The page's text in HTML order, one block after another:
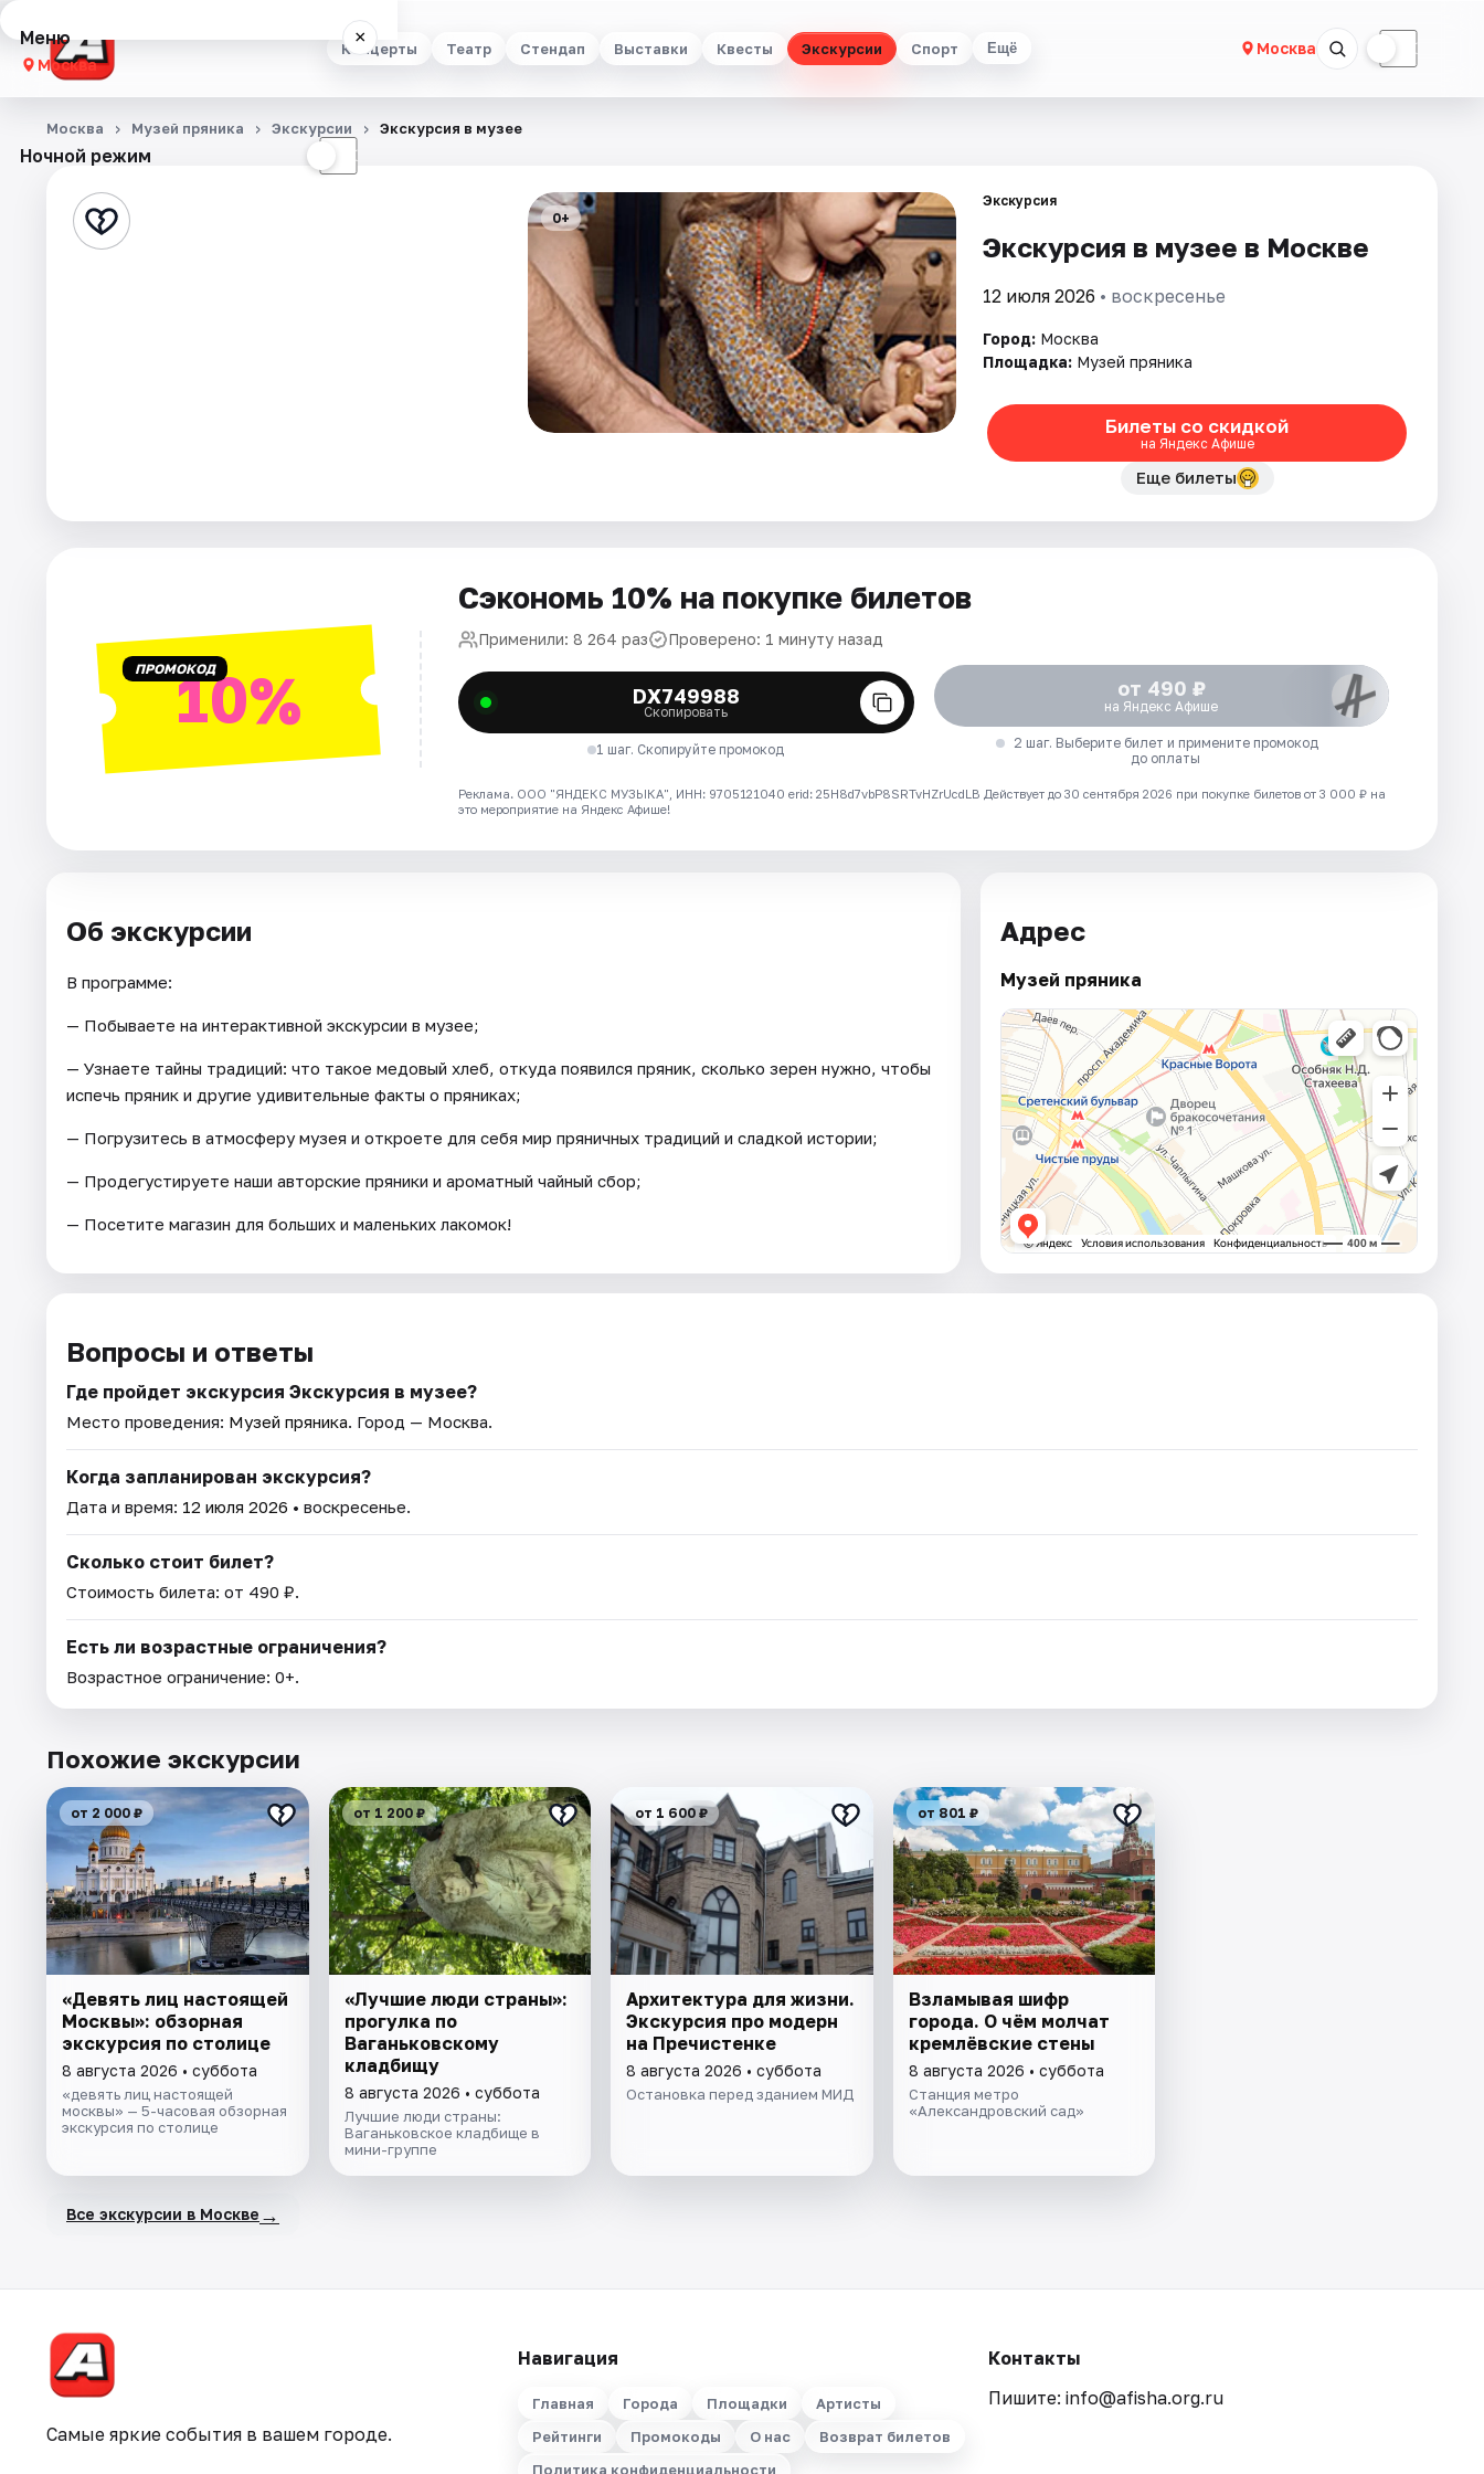
Концерты Театр Стендап Выставки Квесты Экскурсии Спорт Ещё Москва ☾
Меню ×
Москва
Концерты
Стендап
Артисты
Ночной режим ☾
Москва Музей пряника Экскурсии Экскурсия в музее
0+
Экскурсия
Экскурсия в музее в Москве
12 июля 2026 • воскресенье
Город: Москва
Площадка: Музей пряника
Билеты со скидкой
на Яндекс Афише
Еще билеты
ПРОМОКОД10%
Сэкономь 10% на покупке билетов
Применили: 8 264 раз Проверено: 1 минуту назад
DX749988
Скопировать
1 шаг. Скопируйте промокод
от 490 ₽
на Яндекс Афише
2 шаг. Выберите билет и примените промокод
до оплаты
Реклама. ООО "ЯНДЕКС МУЗЫКА", ИНН: 9705121040 erid: 25H8d7vbP8SRTvHZrUcdLB Действует до 30 сентября 2026 при покупке билетов от 3 000 ₽ на
это мероприятие на Яндекс Афише!
Об экскурсии
В программе:
— Побываете на интерактивной экскурсии в музее;
— Узнаете тайны традиций: что такое медовый хлеб, откуда появился пряник, сколько зерен нужно, чтобы
испечь пряник и другие удивительные факты о пряниках;
— Погрузитесь в атмосферу музея и откроете для себя мир пряничных традиций и сладкой истории;
— Продегустируете наши авторские пряники и ароматный чайный сбор;
— Посетите магазин для больших и маленьких лакомок!
Адрес
Музей пряника
Вопросы и ответы
Где пройдет экскурсия Экскурсия в музее?
Место проведения: Музей пряника. Город — Москва.
Когда запланирован экскурсия?
Дата и время: 12 июля 2026 • воскресенье.
Сколько стоит билет?
Стоимость билета: от 490 ₽.
Есть ли возрастные ограничения?
Возрастное ограничение: 0+.
Похожие экскурсии
от 2 000 ₽
«Девять лиц настоящей
Москвы»: обзорная
экскурсия по столице
8 августа 2026 • суббота
«девять лиц настоящей
москвы» — 5-часовая обзорная
экскурсия по столице
от 1 200 ₽
«Лучшие люди страны»:
прогулка по
Ваганьковскому
кладбищу
8 августа 2026 • суббота
Лучшие люди страны:
Ваганьковское кладбище в
мини-группе
от 1 600 ₽
Архитектура для жизни.
Экскурсия про модерн
на Пречистенке
8 августа 2026 • суббота
Остановка перед зданием МИД
от 801 ₽
Взламывая шифр
города. О чём молчат
кремлёвские стены
8 августа 2026 • суббота
Станция метро
«Александровский сад»
Все экскурсии в Москве →
Самые яркие события в вашем городе.
Навигация
Главная Города Площадки
Артисты
Рейтинги
Промокоды О нас
Возврат билетов
Политика конфиденциальности
Контакты
Пишите: info@afisha.org.ru